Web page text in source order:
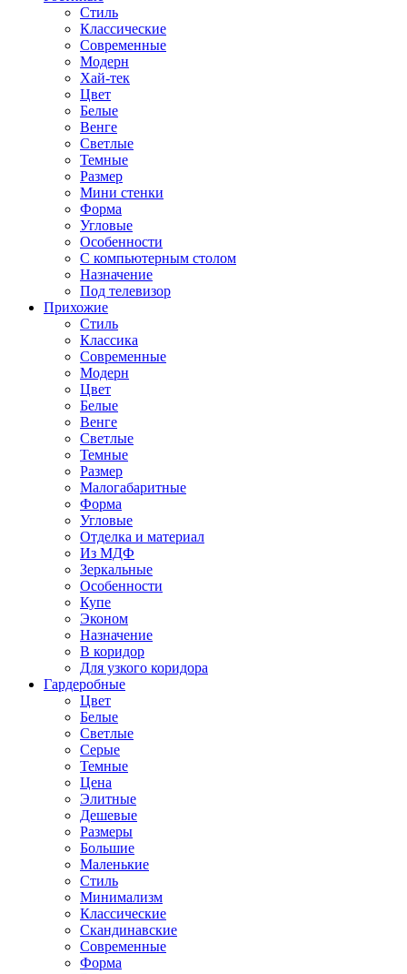
Стиль
Классические
Современные
Модерн
Хай-тек
Цвет
Белые
Венге
Светлые
Темные
Размер
Мини стенки
Форма
Угловые
Особенности
С компьютерным столом
Назначение
Под телевизор
Прихожие
Стиль
Классика
Современные
Модерн
Цвет
Белые
Венге
Светлые
Темные
Размер
Малогабаритные
Форма
Угловые
Отделка и материал
Из МДФ
Зеркальные
Особенности
Купе
Эконом
Назначение
В коридор
Для узкого коридора
Гардеробные
Цвет
Белые
Светлые
Серые
Темные
Цена
Элитные
Дешевые
Размеры
Большие
Маленькие
Стиль
Минимализм
Классические
Скандинавские
Современные
Форма